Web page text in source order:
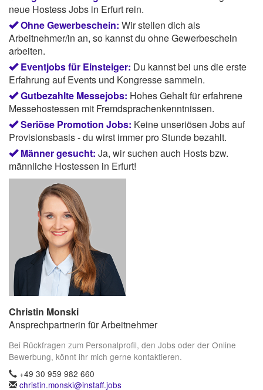
neue Hostess Jobs in Erfurt rein.
Ohne Gewerbeschein: Wir stellen dich als
Arbeitnehmer/in an, so kannst du ohne Gewerbeschein
arbeiten.
Eventjobs für Einsteiger: Du kannst bei uns die erste
Erfahrung auf Events und Kongresse sammeln.
Gutbezahlte Messejobs: Hohes Gehalt für erfahrene
Messehostessen mit Fremdsprachenkenntnissen.
Seriöse Promotion Jobs: Keine unseriösen Jobs auf
Provisionsbasis - du wirst immer pro Stunde bezahlt.
Männer gesucht: Ja, wir suchen auch Hosts bzw.
männliche Hostessen in Erfurt!
Christin Monski
Ansprechpartnerin für Arbeitnehmer
Bei Rückfragen zum Personalprofil, den Jobs oder der Online
Bewerbung, könnt ihr mich gerne kontaktieren.
+49 30 959 982 660
christin.monski@instaff.jobs